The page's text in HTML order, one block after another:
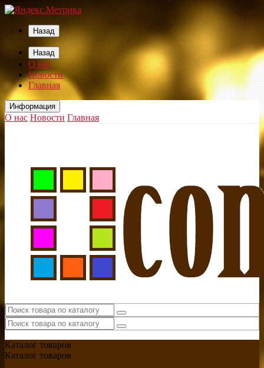
Назад
Назад
О нас
Новости
Главная
Информация
О нас Новости Главная
Каталог товаров
Каталог товаров